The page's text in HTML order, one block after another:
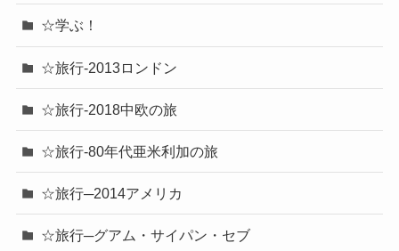
☆学ぶ！
☆旅行-2013ロンドン
☆旅行-2018中欧の旅
☆旅行-80年代亜米利加の旅
☆旅行─2014アメリカ
☆旅行─グアム・サイパン・セブ